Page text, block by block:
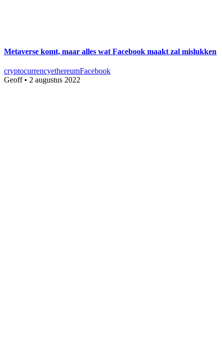
Metaverse komt, maar alles wat Facebook maakt zal mislukken
cryptocurrencyethereumFacebook
Geoff• 2 augustus 2022